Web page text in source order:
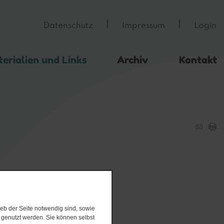
der Seite notwendig sind, sowie
werden. Sie können selbst
Datenschutz Impressum Login
und Links Archiv Kontakt